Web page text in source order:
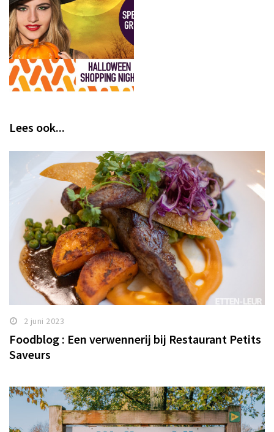
Lees ook...
2 juni 2023
Foodblog : Een verwennerij bij Restaurant Petits
Saveurs